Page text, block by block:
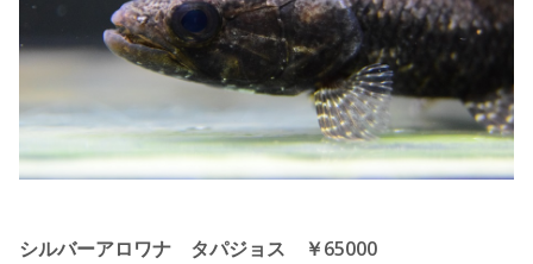
シルバーアロワナ タパジョス ￥65000